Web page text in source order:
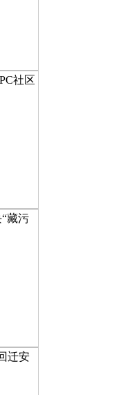
社区
藏污
迁安